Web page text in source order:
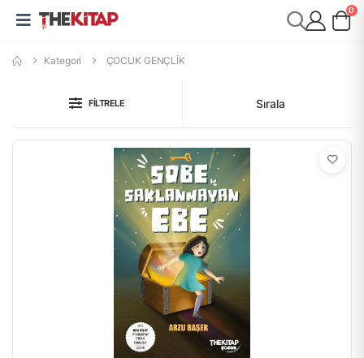
0
Kategori ÇOCUK GENÇLİK
FILTRELE Sırala